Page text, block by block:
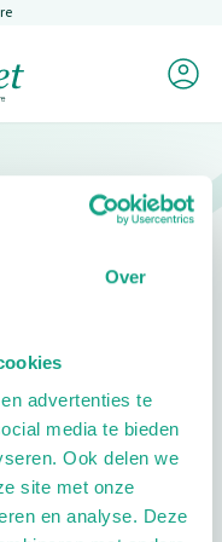
Over
advertenties te
media te bieden
Ook delen we
site met onze
en analyse. Deze
Mijn